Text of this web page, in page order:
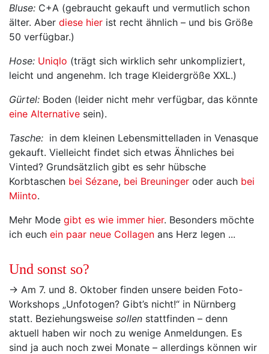
Bluse: C+A (gebraucht gekauft und vermutlich schon
älter. Aber diese hier ist recht ähnlich – und bis Größe
50 verfügbar.)
Hose: Uniqlo (trägt sich wirklich sehr unkompliziert,
leicht und angenehm. Ich trage Kleidergröße XXL.)
Gürtel: Boden (leider nicht mehr verfügbar, das könnte
eine Alternative sein).
Tasche: in dem kleinen Lebensmittelladen in Venasque
gekauft. Vielleicht findet sich etwas Ähnliches bei
Vinted? Grundsätzlich gibt es sehr hübsche
Korbtaschen bei Sézane, bei Breuninger oder auch bei
Miinto.
Mehr Mode gibt es wie immer hier. Besonders möchte
ich euch ein paar neue Collagen ans Herz legen ...
Und sonst so?
→ Am 7. und 8. Oktober finden unsere beiden Foto-
Workshops „Unfotogen? Gibt’s nicht!“ in Nürnberg
statt. Beziehungsweise sollen stattfinden – denn
aktuell haben wir noch zu wenige Anmeldungen. Es
sind ja auch noch zwei Monate – allerdings können wir